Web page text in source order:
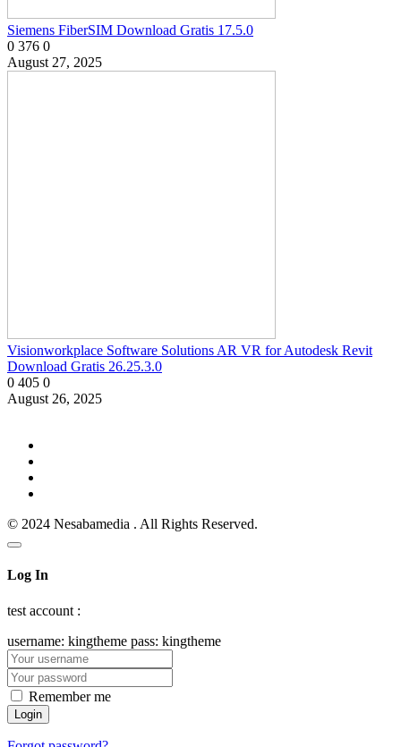
Siemens FiberSIM Download Gratis 17.5.0
0 376 0
August 27, 2025
Visionworkplace Software Solutions AR VR for Autodesk Revit
Download Gratis 26.25.3.0
0 405 0
August 26, 2025
© 2024 Nesabamedia . All Rights Reserved.
Log In
test account :
username: kingtheme pass: kingtheme
Remember me